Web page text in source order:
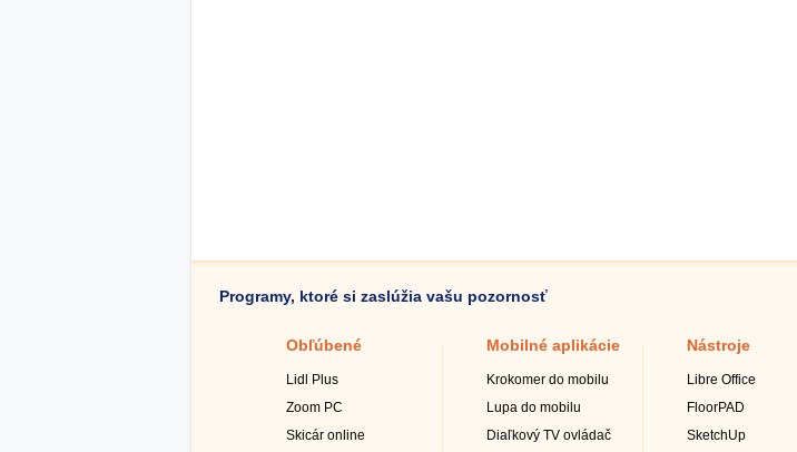
Programy, ktoré si zaslúžia vašu pozornosť
Obľúbené
Lidl Plus
Zoom PC
Skicár online
Mobilné aplikácie
Krokomer do mobilu
Lupa do mobilu
Diaľkový TV ovládač
Nástroje
Libre Office
FloorPAD
SketchUp